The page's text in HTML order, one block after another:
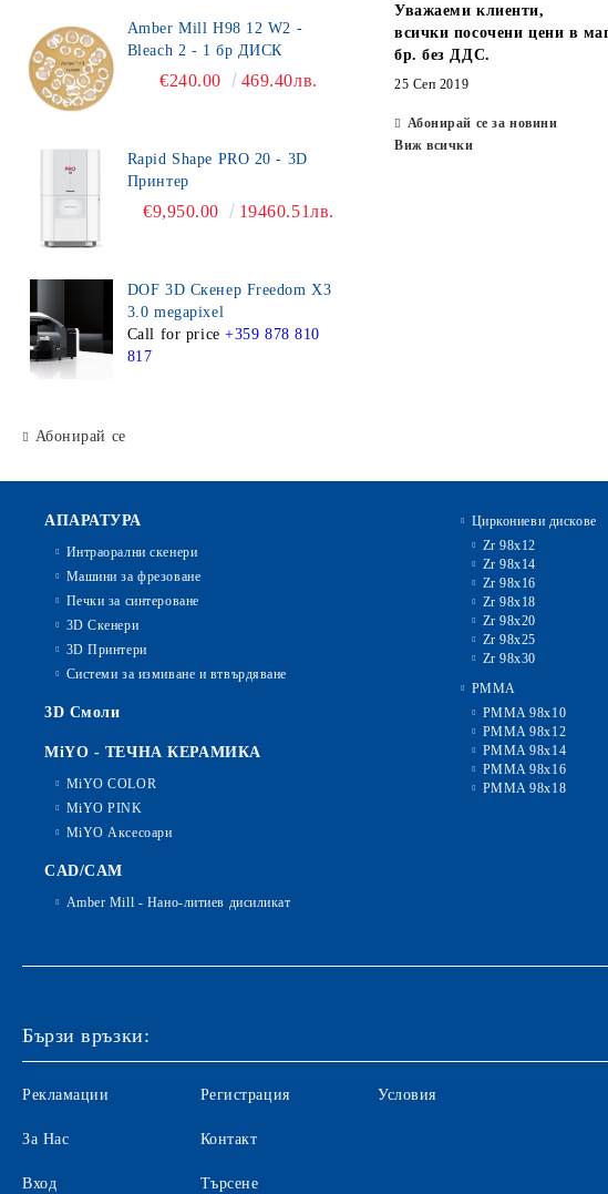
Amber Mill H98 12 W2 -
Bleach 2 - 1 бр ДИСК
€240.00 469.40лв.
Rapid Shape PRO 20 - 3D
Принтер
€9,950.00 19460.51лв.
DOF 3D Скенер Freedom X3
3.0 megapixel
Call for price +359 878 810
817
Абонирай се
Уважаеми клиенти,
всички посочени цени в
бр. без ДДС.
25 Сеп 2019
Абонирай се за новини
Виж всички
АПАРАТУРА
Интраорални скенери
Машини за фрезоване
Печки за синтероване
3D Скенери
3D Принтери
Системи за измиване и втвърдяване
3D Смоли
MiYO - ТЕЧНА КЕРАМИКА
MiYO COLOR
MiYO PINK
MiYO Аксесоари
CAD/CAM
Amber Mill - Нано-литиев дисиликат
Циркониеви дискове
Zr 98x12
Zr 98x14
Zr 98x16
Zr 98x18
Zr 98x20
Zr 98x25
Zr 98x30
PMMA
PMMA 98x10
PMMA 98x12
PMMA 98x14
PMMA 98x16
PMMA 98x18
Бързи връзки:
Рекламации
За Нас
Вход
Регистрация
Контакт
Търсене
Условия